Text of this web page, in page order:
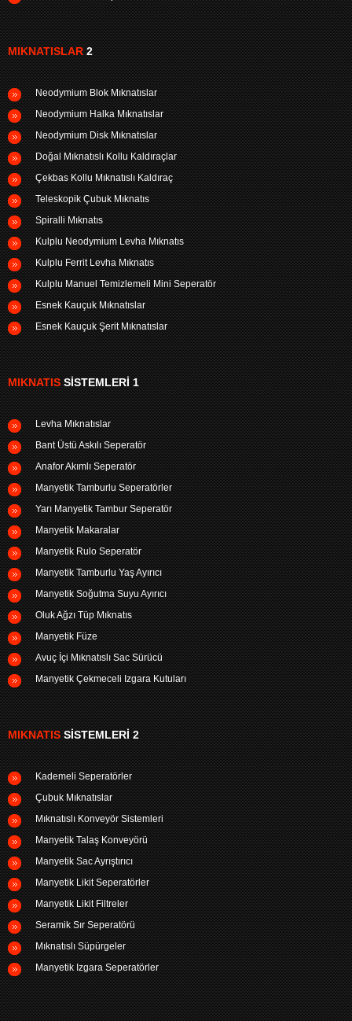
MIKNATISLAR2
Neodymium Blok Mıknatıslar
Neodymium Halka Mıknatıslar
Neodymium Disk Mıknatıslar
Doğal Mıknatıslı Kollu Kaldıraçlar
Çekbas Kollu Mıknatıslı Kaldıraç
Teleskopik Çubuk Mıknatıs
Spiralli Mıknatıs
Kulplu Neodymium Levha Mıknatıs
Kulplu Ferrit Levha Mıknatıs
Kulplu Manuel Temizlemeli Mini Seperatör
Esnek Kauçuk Mıknatıslar
Esnek Kauçuk Şerit Mıknatıslar
MIKNATISSISTEMLERI 1
Levha Mıknatıslar
Bant Üstü Askılı Seperatör
Anafor Akımlı Seperatör
Manyetik Tamburlu Seperatörler
Yarı Manyetik Tambur Seperatör
Manyetik Makaralar
Manyetik Rulo Seperatör
Manyetik Tamburlu Yaş Ayırıcı
Manyetik Soğutma Suyu Ayırıcı
Oluk Ağzı Tüp Mıknatıs
Manyetik Füze
Avuç İçi Mıknatıslı Sac Sürücü
Manyetik Çekmeceli Izgara Kutuları
MIKNATISSISTEMLERI 2
Kademeli Seperatörler
Çubuk Mıknatıslar
Mıknatıslı Konveyör Sistemleri
Manyetik Talaş Konveyörü
Manyetik Sac Ayrıştırıcı
Manyetik Likit Seperatörler
Manyetik Likit Filtreler
Seramik Sır Seperatörü
Mıknatıslı Süpürgeler
Manyetik Izgara Seperatörler